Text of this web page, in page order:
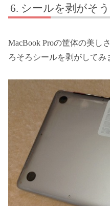
シールを剥がそう
MacBook Proの筐体の美し
ろそろシールを剥がしてみ